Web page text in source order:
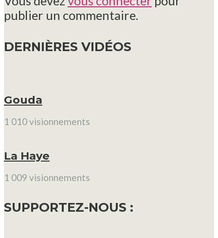
publier un commentaire.
DERNIÈRES VIDÉOS
Gouda
1 010 visionnements
La Haye
1 009 visionnements
SUPPORTEZ-NOUS :